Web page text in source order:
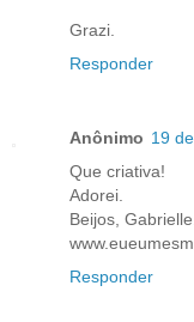
Grazi.
Responder
Anônimo 19
Que criativa!
Adorei.
Beijos, Gabrielle.
Responder